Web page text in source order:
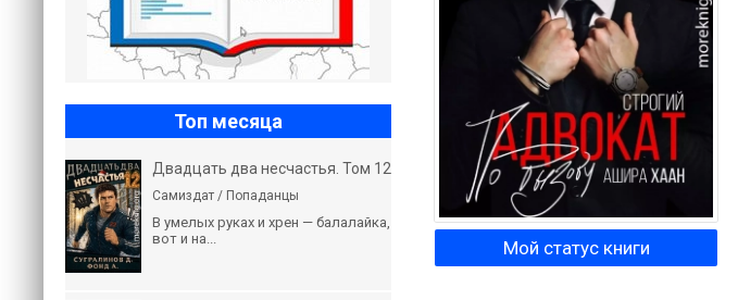
Мой статус книги
Топ месяца
Двадцать два несчастья. Том 12
Самиздат / Попаданцы
В умелых руках и хрен — балалайка,
вот и на...